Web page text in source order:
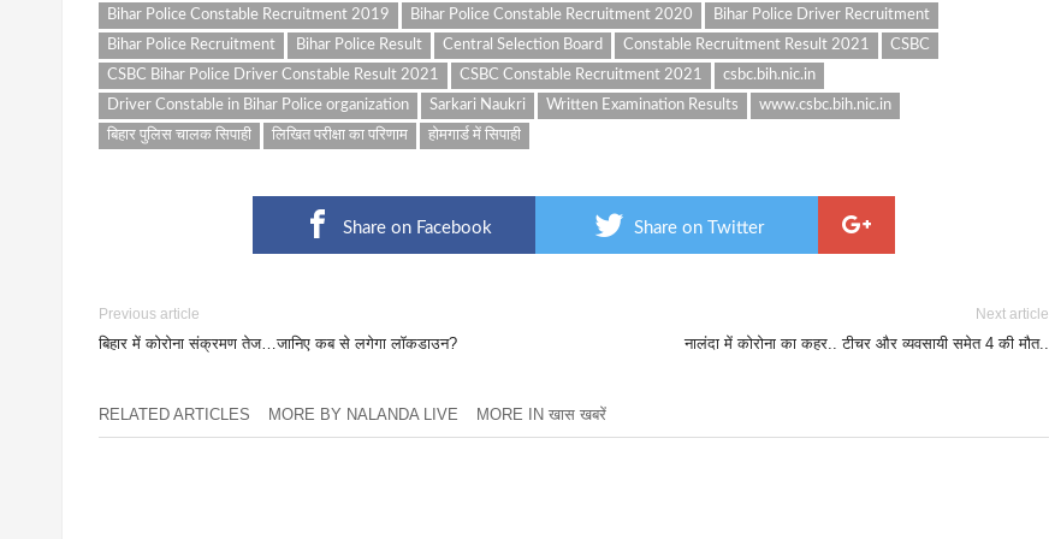
Bihar Police Constable Recruitment 2019
Bihar Police Constable Recruitment 2020
Bihar Police Driver Recruitment
Bihar Police Recruitment
Bihar Police Result Central Selection Board Constable Recruitment Result 2021
CSBC
CSBC Bihar Police Driver Constable Result 2021
CSBC Constable Recruitment 2021
csbc.bih.nic.in
Driver Constable in Bihar Police organization
Sarkari Naukri Written Examination Results
www.csbc.bih.nic.in
बिहार पुलिस चालक सिपाही
लिखित परीक्षा का परिणाम होमगार्ड में सिपाही
Share on Facebook Share on Twitter
Previous article
बिहार में कोरोना संक्रमण तेज…जानिए कब से लगेगा लॉकडाउन?
Next article
नालंदा में कोरोना का कहर.. टीचर और व्यवसायी समेत 4 की मौत..
RELATED ARTICLES MORE BY NALANDA LIVE MORE IN खास खबरें